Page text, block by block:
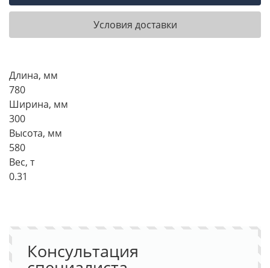
Условия доставки
Длина, мм
780
Ширина, мм
300
Высота, мм
580
Вес, т
0.31
Консультация